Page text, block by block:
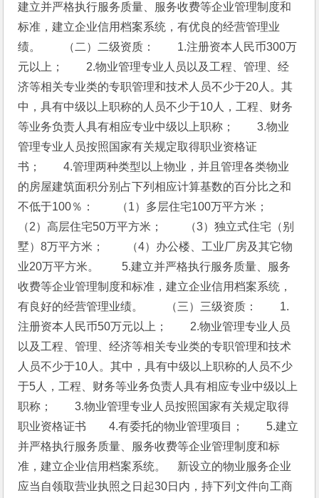
建立并严格执行服务质量、服务收费等企业管理制度和
标准，建立企业信用档案系统，有优良的经营管理业
绩。　　（二）二级资质：　　1.注册资本人民币300万
元以上；　　2.物业管理专业人员以及工程、管理、经
济等相关专业类的专职管理和技术人员不少于20人。其
中，具有中级以上职称的人员不少于10人，工程、财务
等业务负责人具有相应专业中级以上职称；　　3.物业
管理专业人员按照国家有关规定取得职业资格证
书；　　4.管理两种类型以上物业，并且管理各类物业
的房屋建筑面积分别占下列相应计算基数的百分比之和
不低于100％：　　（1）多层住宅100万平方米；
（2）高层住宅50万平方米；　　（3）独立式住宅（别
墅）8万平方米；　　（4）办公楼、工业厂房及其它物
业20万平方米。　　5.建立并严格执行服务质量、服务
收费等企业管理制度和标准，建立企业信用档案系统，
有良好的经营管理业绩。　　（三）三级资质：　　1.
注册资本人民币50万元以上；　　2.物业管理专业人员
以及工程、管理、经济等相关专业类的专职管理和技术
人员不少于10人。其中，具有中级以上职称的人员不少
于5人，工程、财务等业务负责人具有相应专业中级以上
职称；　　3.物业管理专业人员按照国家有关规定取得
职业资格证书　　4.有委托的物业管理项目；　　5.建立
并严格执行服务质量、服务收费等企业管理制度和标
准，建立企业信用档案系统。　新设立的物业服务企业
应当自领取营业执照之日起30日内，持下列文件向工商